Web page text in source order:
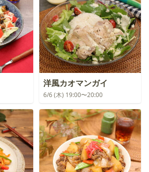
洋風カオマンガイ
6/6 (木) 19:00〜20:00